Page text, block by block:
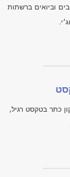
וביואים ברשתות
כתר בטקסט רגיל,